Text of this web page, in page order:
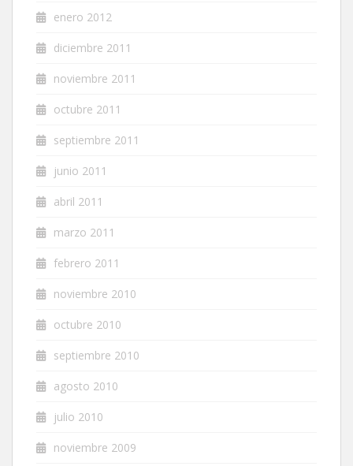
enero 2012
diciembre 2011
noviembre 2011
octubre 2011
septiembre 2011
junio 2011
abril 2011
marzo 2011
febrero 2011
noviembre 2010
octubre 2010
septiembre 2010
agosto 2010
julio 2010
noviembre 2009